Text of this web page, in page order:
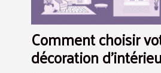
Comment choisir
décoration